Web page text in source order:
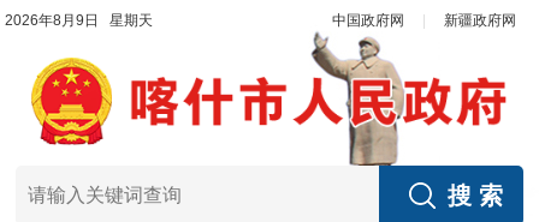
2026年8月9日 星期天 中国政府网 新疆政府网